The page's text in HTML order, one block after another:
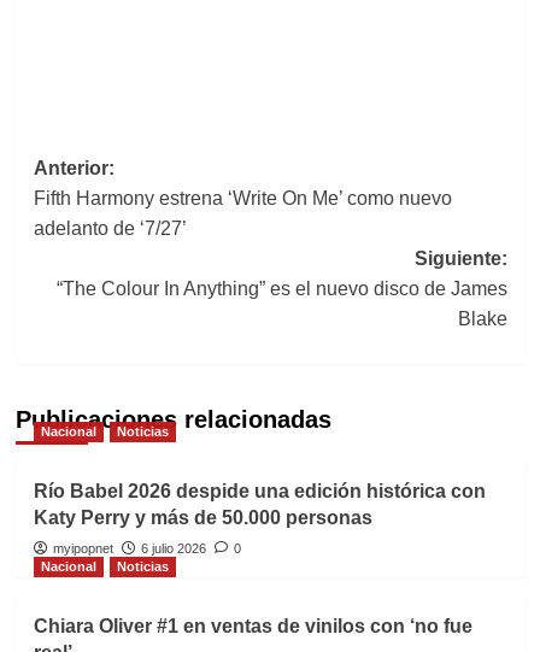
Navegación
de
Anterior:
Fifth Harmony estrena ‘Write On Me’ como nuevo
adelanto de ‘7/27’
Siguiente:
“The Colour In Anything” es el nuevo disco de James
Blake
Publicaciones relacionadas
Nacional Noticias
Río Babel 2026 despide una edición histórica con
Katy Perry y más de 50.000 personas
myipopnet 6 julio 2026
0
Nacional
Noticias
Chiara Oliver #1 en ventas de vinilos con ‘no fue